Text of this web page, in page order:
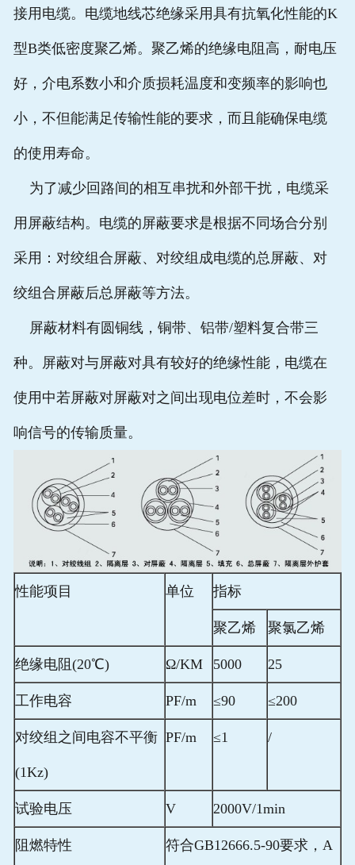
接用电缆。电缆地线芯绝缘采用具有抗氧化性能的K
型B类低密度聚乙烯。聚乙烯的绝缘电阻高，耐电压
好，介电系数小和介质损耗温度和变频率的影响也
小，不但能满足传输性能的要求，而且能确保电缆
的使用寿命。
为了减少回路间的相互串扰和外部干扰，电缆采
用屏蔽结构。电缆的屏蔽要求是根据不同场合分别
采用：对绞组合屏蔽、对绞组成电缆的总屏蔽、对
绞组合屏蔽后总屏蔽等方法。
屏蔽材料有圆铜线，铜带、铝带/塑料复合带三
种。屏蔽对与屏蔽对具有较好的绝缘性能，电缆在
使用中若屏蔽对屏蔽对之间出现电位差时，不会影
响信号的传输质量。
性能项目 单位 指标
聚乙烯 聚氯乙烯
绝缘电阻(20℃) Ω/KM 5000 25
工作电容 PF/m ≤90 ≤200
对绞组之间电容不平衡
(1Kz)
PF/m ≤1 /
试验电压 V 2000V/1min
阻燃特性 符合GB12666.5-90要求，A